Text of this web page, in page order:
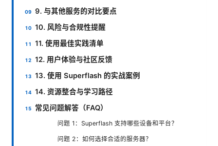
9. 与其他服务的对比要点
10. 风险与合规性提醒
11. 使用最佳实践清单
12. 用户体验与社区反馈
13. 使用 Superflash 的实战案例
14. 资源整合与学习路径
常见问题解答（FAQ）
问题 1：Superflash 支持哪些设备和平台？
问题 2：如何选择合适的服务器？